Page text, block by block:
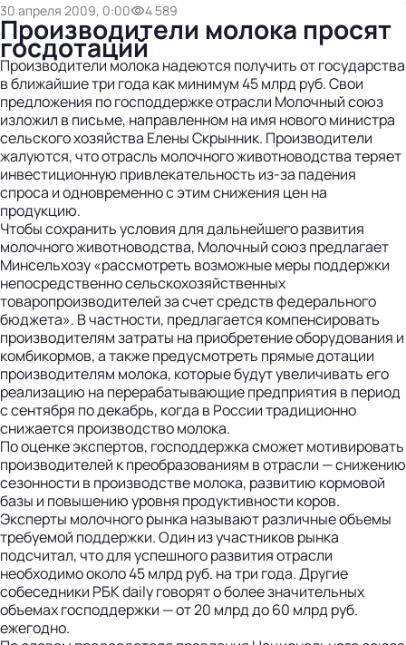
30 апреля 2009, 0:00 4 589
Производители молока просят
госдотаций
Производители молока надеются получить от государства
в ближайшие три года как минимум 45 млрд руб. Свои
предложения по господдержке отрасли Молочный союз
изложил в письме, направленном на имя нового министра
сельского хозяйства Елены Скрынник. Производители
жалуются, что отрасль молочного животноводства теряет
инвестиционную привлекательность из-за падения
спроса и одновременно с этим снижения цен на
продукцию.
Чтобы сохранить условия для дальнейшего развития
молочного животноводства, Молочный союз предлагает
Минсельхозу «рассмотреть возможные меры поддержки
непосредственно сельскохозяйственных
товаропроизводителей за счет средств федерального
бюджета». В частности, предлагается компенсировать
производителям затраты на приобретение оборудования и
комбикормов, а также предусмотреть прямые дотации
производителям молока, которые будут увеличивать его
реализацию на перерабатывающие предприятия в период
с сентября по декабрь, когда в России традиционно
снижается производство молока.
По оценке экспертов, господдержка сможет мотивировать
производителей к преобразованиям в отрасли — снижению
сезонности в производстве молока, развитию кормовой
базы и повышению уровня продуктивности коров.
Эксперты молочного рынка называют различные объемы
требуемой поддержки. Один из участников рынка
подсчитал, что для успешного развития отрасли
необходимо около 45 млрд руб. на три года. Другие
собеседники РБК daily говорят о более значительных
объемах господдержки — от 20 млрд до 60 млрд руб.
ежегодно.